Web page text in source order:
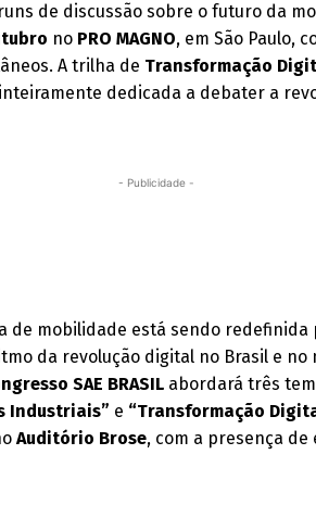
de discussão sobre o futuro da
no PRO MAGNO, em São Paulo,
A trilha de Transformação
dedicada a debater a
- Publicidade -
de mobilidade está sendo redefinida
da revolução digital no Brasil e no
SAE BRASIL abordará três
Industriais” e “Transformação
Auditório Brose, com a presença de